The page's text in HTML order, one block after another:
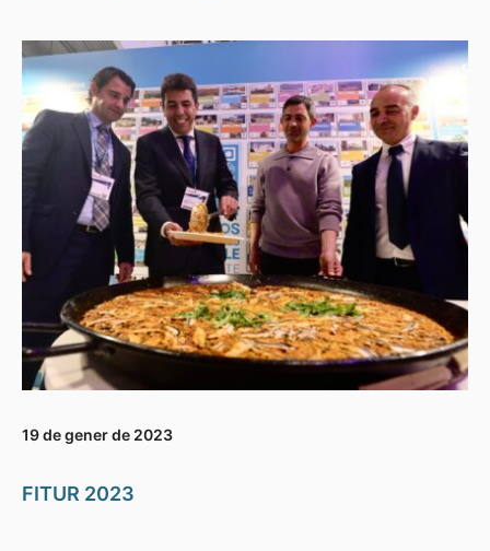
19 de gener de 2023
FITUR 2023